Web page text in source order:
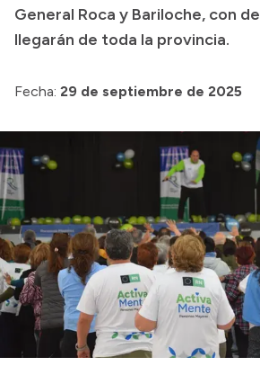
Consulta de expedientes
Consulta de pago a proveedores
Intranet
Login
General Roca y Bariloche, con
llegarán de toda la provincia.
Fecha: 29 de septiembre de 2025